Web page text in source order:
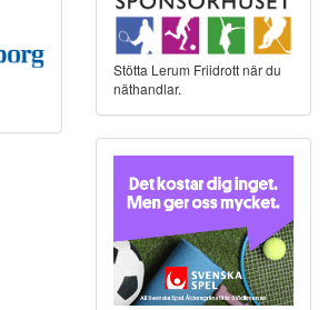
Stötta Lerum Friidrott när du
näthandlar.